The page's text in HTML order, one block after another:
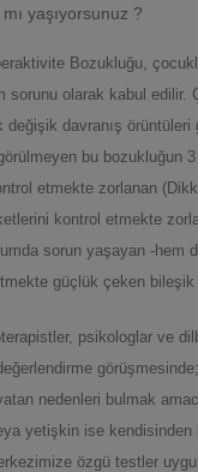
yaşıyorsunuz ?
Bozukluğu,
sorunu olarak kabul edilir.
değişik davranış örüntüleri
bu bozukluğun 3
etmekte zorlanan
kontrol etmekte
sorun yaşayan -hem
güçlük çeken bileşik
psikologlar ve
nedenleri bulmak
yetişkin ise kendisinden
özgü testler